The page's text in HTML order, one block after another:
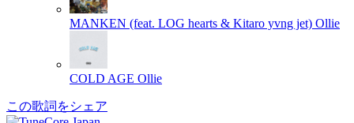
MANKEN (feat. LOG hearts & Kitaro yvng jet) Ollie
COLD AGE Ollie
この歌詞をシェア